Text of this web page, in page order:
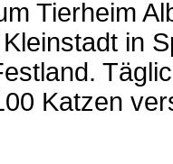
Tierheim
in
Katzen